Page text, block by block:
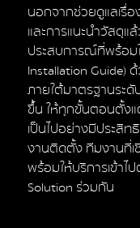
นอกจากช่วยดูแลเรื่
และการแนะนำวัสดุแ
ประสบการณ์ที่พร้อม
Installation Guide)
ภายใต้มาตรฐานระ
ขึ้น ให้ทุกขั้นตอนตั้ง
เป็นไปอย่างมีประสิ
งานติดตั้ง ทีมงานที่เ
พร้อมให้บริการเข้าไ
Solution ร่วมกัน